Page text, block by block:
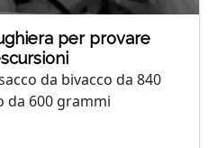
per provare
da bivacco da 840
da 600 grammi